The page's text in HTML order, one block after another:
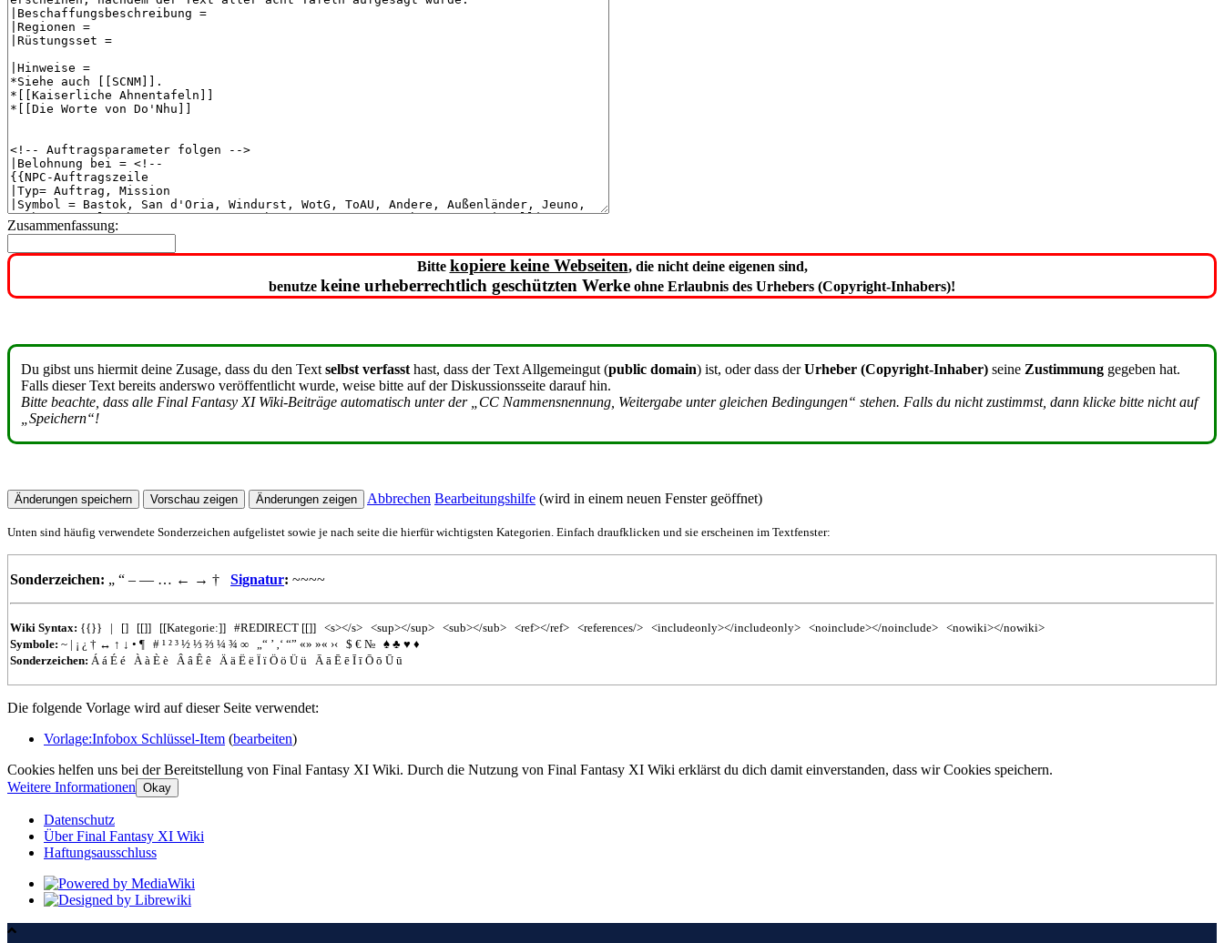
Zusammenfassung:
Bitte kopiere keine Webseiten, die nicht deine eigenen sind,
benutze keine urheberrechtlich geschützten Werke ohne Erlaubnis des Urhebers (Copyright-Inhabers)!
Du gibst uns hiermit deine Zusage, dass du den Text selbst verfasst hast, dass der Text Allgemeingut (public domain) ist, oder dass derUrheber (Copyright-Inhaber) seine Zustimmung gegeben hat.
Falls dieser Text bereits anderswo veröffentlicht wurde, weise bitte auf der Diskussionsseite darauf hin.
Bitte beachte, dass alle Final Fantasy XI Wiki-Beiträge automatisch unter der „CC Nammensnennung, Weitergabe unter gleichen Bedingungen“ stehen. Falls du nicht zustimmst, dann klicke bitte nicht auf
„Speichern“!
Abbrechen Bearbeitungshilfe (wird in einem neuen Fenster geöffnet)
Unten sind häufig verwendete Sonderzeichen aufgelistet sowie je nach seite die hierfür wichtigsten Kategorien. Einfach draufklicken und sie erscheinen im Textfenster:
Sonderzeichen: „ “ – — … ← → † Signatur: ~~~~
Wiki Syntax: {{}} | [] [[]] [[Kategorie:]] #REDIRECT [[]] <s></s> <sup></sup> <sub></sub> <ref></ref> <references/> <includeonly></includeonly> <noinclude></noinclude> <nowiki></nowiki>
Symbole: ~ | ¡ ¿ † ↔ ↑ ↓ • ¶ # ¹ ² ³ ½ ⅓ ⅔ ¼ ¾ ∞ „“ ’ ‚‘ “” «» »« ›‹ $ € № ♠ ♣ ♥ ♦
Sonderzeichen: Á á É é À à È è Â â Ê ê Ä ä Ë ë Ï ï Ö ö Ü ü Ā ā Ē ē Ī ī Ō ō Ū ū
Die folgende Vorlage wird auf dieser Seite verwendet:
Vorlage:Infobox Schlüssel-Item (bearbeiten)
Cookies helfen uns bei der Bereitstellung von Final Fantasy XI Wiki. Durch die Nutzung von Final Fantasy XI Wiki erklärst du dich damit einverstanden, dass wir Cookies speichern.
Weitere Informationen Okay
Datenschutz
Über Final Fantasy XI Wiki
Haftungsausschluss